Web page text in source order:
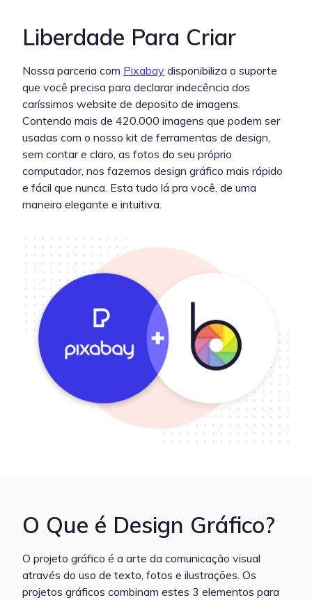
Liberdade Para Criar
Nossa parceria com Pixabay disponibiliza o suporte
que você precisa para declarar indecência dos
caríssimos website de deposito de imagens.
Contendo mais de 420.000 imagens que podem ser
usadas com o nosso kit de ferramentas de design,
sem contar e claro, as fotos do seu próprio
computador, nos fazemos design gráfico mais rápido
e fácil que nunca. Esta tudo lá pra você, de uma
maneira elegante e intuitiva.
O Que é Design Gráfico?
O projeto gráfico é a arte da comunicação visual
através do uso de texto, fotos e ilustrações. Os
projetos gráficos combinam estes 3 elementos para